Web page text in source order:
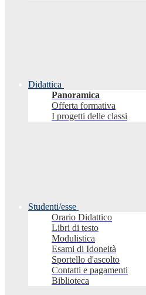
Didattica
Panoramica
Offerta formativa
I progetti delle classi
Studenti/esse
Orario Didattico
Libri di testo
Modulistica
Esami di Idoneità
Sportello d'ascolto
Contatti e pagamenti
Biblioteca